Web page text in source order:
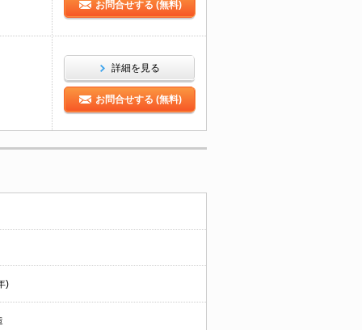
お問合せする (無料)
詳細を見る
お問合せする (無料)
)